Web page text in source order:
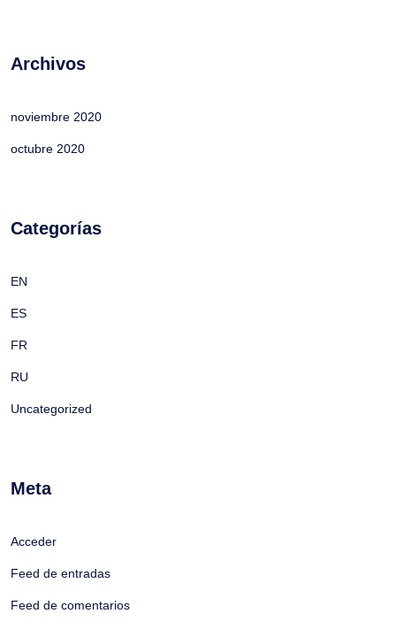
Archivos
noviembre 2020
octubre 2020
Categorías
EN
ES
FR
RU
Uncategorized
Meta
Acceder
Feed de entradas
Feed de comentarios